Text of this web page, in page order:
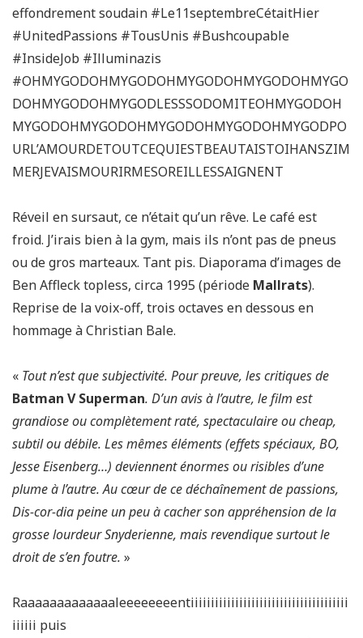
effondrement soudain #Le11septembreCétaitHier
#UnitedPassions #TousUnis #Bushcoupable
#InsideJob #Illuminazis
#OHMYGODOHMYGODOHMYGODOHMYGODOHMYGO
DOHMYGODOHMYGODLESSSODOMITEOHMYGODOH
MYGODOHMYGODOHMYGODOHMYGODOHMYGODPO
URL’AMOURDETOUTCEQUIESTBEAUTAISTOIHANSZIM
MERJEVAISMOURIRMESOREILLESSAIGNENT
Réveil en sursaut, ce n’était qu’un rêve. Le café est
froid. J’irais bien à la gym, mais ils n’ont pas de pneus
ou de gros marteaux. Tant pis. Diaporama d’images de
Ben Affleck topless, circa 1995 (période Mallrats).
Reprise de la voix-off, trois octaves en dessous en
hommage à Christian Bale.
« Tout n’est que subjectivité. Pour preuve, les critiques de
Batman V Superman. D’un avis à l’autre, le film est
grandiose ou complètement raté, spectaculaire ou cheap,
subtil ou débile. Les mêmes éléments (effets spéciaux, BO,
Jesse Eisenberg…) deviennent énormes ou risibles d’une
plume à l’autre. Au cœur de ce déchaînement de passions,
Dis-cor-dia peine un peu à cacher son appréhension de la
grosse lourdeur Snyderienne, mais revendique surtout le
droit de s’en foutre. »
Raaaaaaaaaaaaaleeeeeeeentiiiiiiiiiiiiiiiiiiiiiiiiiiiiiiiiiiiiiii
iiiiii puis